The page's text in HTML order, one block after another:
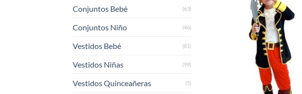
Conjuntos Bebé (63)
Conjuntos Niño (46)
Vestidos Bebé (81)
Vestidos Niñas (99)
Vestidos Quinceañeras (5)